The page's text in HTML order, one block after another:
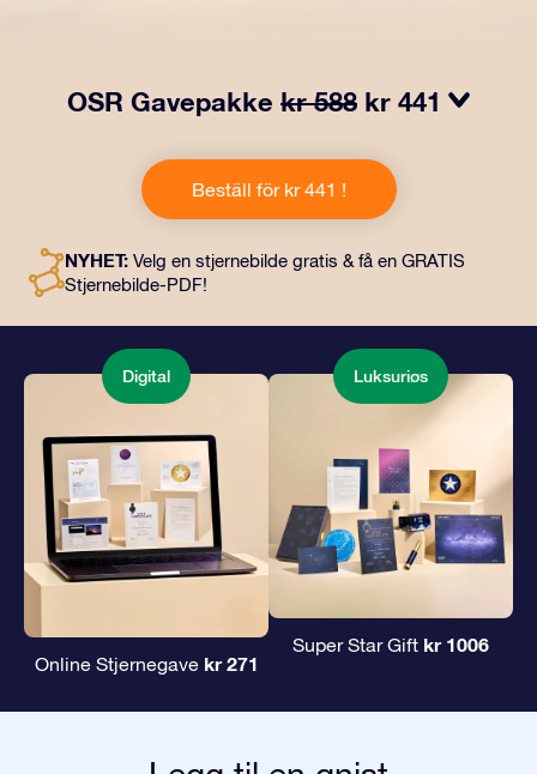
OSR Gavepakke kr 588 kr 441
gaven inkluderer en vakker konvolutt og personlige
dokumenter som kan sendes til en adresse etter eget
valg, samt digitale dokumenter og gratis bruk av våre
til venner og kjære på.
Beställ för kr 441 !
NYHET: Velg en stjernebilde gratis & få en GRATIS
Stjernebilde-PDF!
Digital
Online Stjernegave kr 271
Luksuriøs
Super Star Gift kr 1006